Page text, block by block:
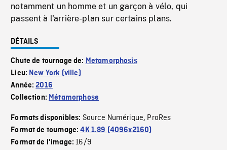
notamment un homme et un garçon à vélo, qui
passent à l'arrière-plan sur certains plans.
DÉTAILS
Chute de tournage de: Metamorphosis
Lieu: New York (ville)
Année:2016
Collection: Métamorphose
Formats disponibles: Source Numérique, ProRes
Format de tournage:4K 1.89 (4096x2160)
Format de l'image:16/9